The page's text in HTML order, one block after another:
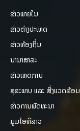
ຂ່າວພາຍ​ໃນ
ຂ່າວຕ່າງປະເທດ
ຂ່າວທ້ອງຖິ່ນ
ນານາສາລະ
ຂ່າວເຫດການ
ສຸຂະພາບ ແລະ ສີ່ງແວດລ້ອມ
ຂ່າວການພັດທະນາ
ມູມໄອທີລາວ